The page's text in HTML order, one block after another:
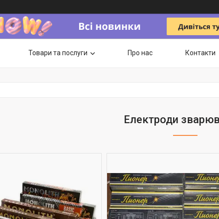
Товари та послуги Про нас Контакти
Електроди